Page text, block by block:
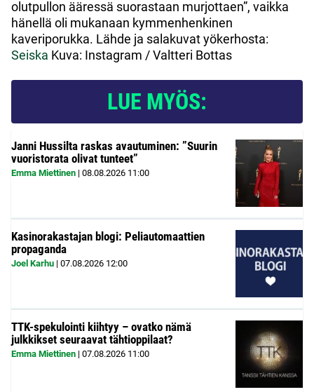
olutpullon ääressä suorastaan murjottaen”, vaikka
hänellä oli mukanaan kymmenhenkinen
kaveriporukka. Lähde ja salakuvat yökerhosta:
Seiska Kuva: Instagram / Valtteri Bottas
LUE MYÖS:
Janni Hussilta raskas avautuminen: ”Suurin
vuoristorata olivat tunteet”
Emma Miettinen | 08.08.2026 11:00
Kasinorakastajan blogi: Peliautomaattien
propaganda
Joel Karhu | 07.08.2026 12:00
TTK-spekulointi kiihtyy – ovatko nämä
julkkikset seuraavat tähtioppilaat?
Emma Miettinen | 07.08.2026 11:00